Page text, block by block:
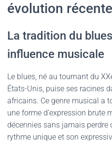
évolution récente
La tradition du
influence musicale
Le blues, né au tournant du
États-Unis, puise ses racines
africains. Ce genre musical a
une forme d’expression brute
décennies sans jamais perdre
rythme unique et son